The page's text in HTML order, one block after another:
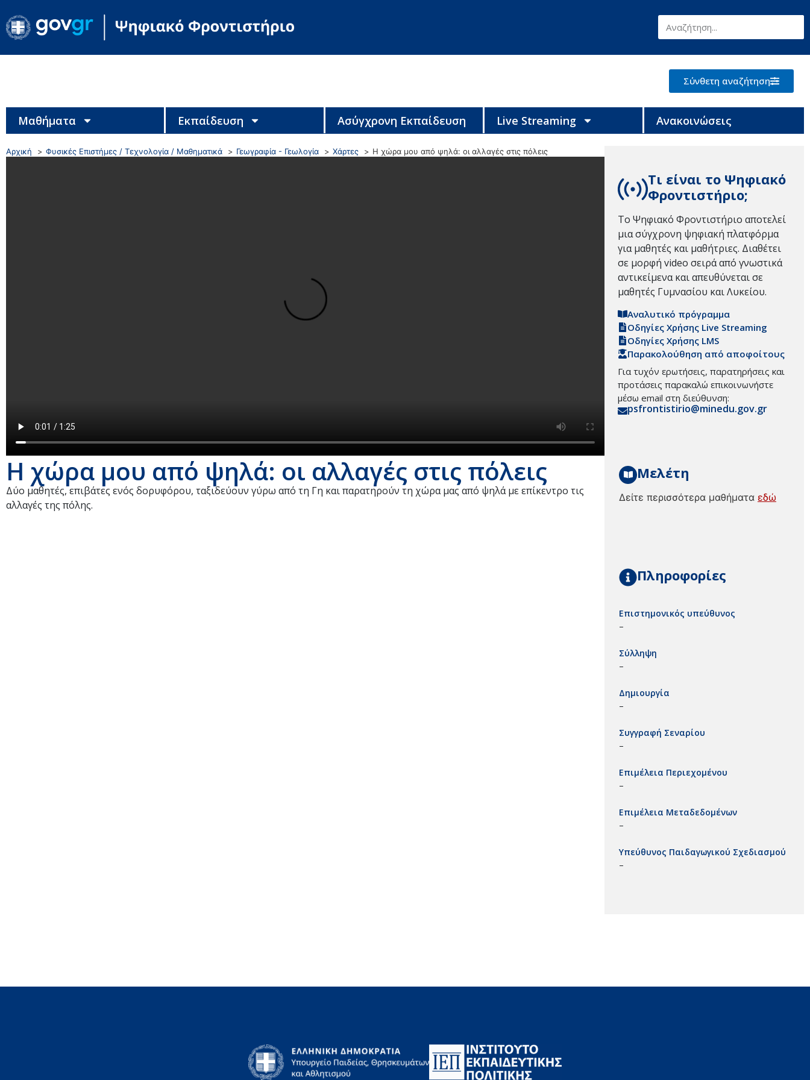
Σύνθετη αναζήτηση
Μαθήματα Εκπαίδευση Ασύγχρονη Εκπαίδευση Live Streaming Ανακοινώσεις
Αρχική Φυσικές Επιστήμες / Τεχνολογία / Μαθηματικά Γεωγραφία - Γεωλογία Χάρτες Η χώρα μου από ψηλά: οι αλλαγές στις πόλεις
Η χώρα μου από ψηλά: οι αλλαγές στις πόλεις
Δύο μαθητές, επιβάτες ενός δορυφόρου, ταξιδεύουν γύρω από τη Γη και παρατηρούν τη χώρα μας από ψηλά με επίκεντρο τις
αλλαγές της πόλης.
Τι είναι το Ψηφιακό
Φροντιστήριο;
Το Ψηφιακό Φροντιστήριο αποτελεί
μια σύγχρονη ψηφιακή πλατφόρμα
για μαθητές και μαθήτριες. Διαθέτει
σε μορφή video σειρά από γνωστικά
αντικείμενα και απευθύνεται σε
μαθητές Γυμνασίου και Λυκείου.
Αναλυτικό πρόγραμμα
Οδηγίες Χρήσης Live Streaming
Οδηγίες Χρήσης LMS
Παρακολούθηση από αποφοίτους
Για τυχόν ερωτήσεις, παρατηρήσεις και
προτάσεις παρακαλώ επικοινωνήστε
μέσω email στη διεύθυνση:
psfrontistirio@minedu.gov.gr
Μελέτη
Δείτε περισσότερα μαθήματα εδώ
Πληροφορίες
Επιστημονικός υπεύθυνος
–
Σύλληψη
–
Δημιουργία
–
Συγγραφή Σεναρίου
–
Επιμέλεια Περιεχομένου
–
Επιμέλεια Μεταδεδομένων
–
Υπεύθυνος Παιδαγωγικού Σχεδιασμού
–